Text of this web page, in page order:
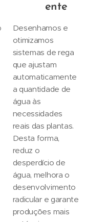
ente
Desenhamos e
otimizamos
sistemas de rega
que ajustam
automaticamente
a quantidade de
água às
necessidades
reais das plantas.
Desta forma,
reduz o
desperdício de
água, melhora o
desenvolvimento
radicular e garante
produções mais